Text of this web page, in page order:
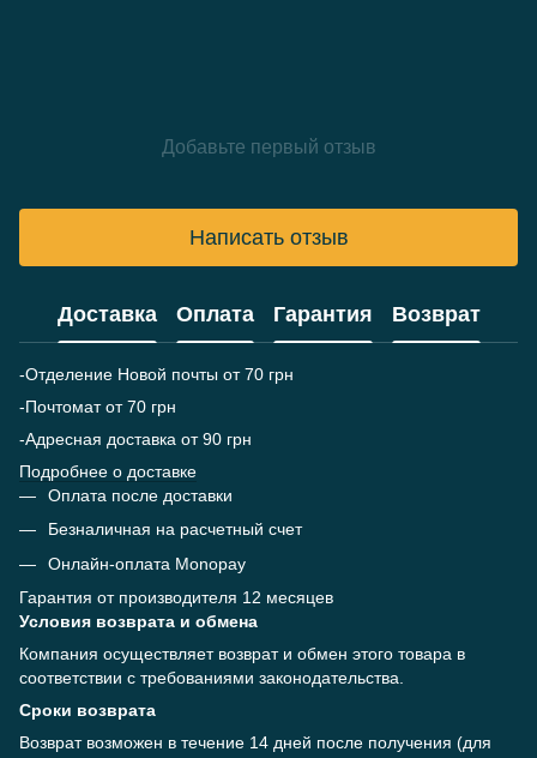
Добавьте первый отзыв
Написать отзыв
Доставка Оплата Гарантия Возврат
-Отделение Новой почты от 70 грн
-Почтомат от 70 грн
-Адресная доставка от 90 грн
Подробнее о доставке
Оплата после доставки
Безналичная на расчетный счет
Онлайн-оплата Monopay
Гарантия от производителя 12 месяцев
Условия возврата и обмена
Компания осуществляет возврат и обмен этого товара в
соответствии с требованиями законодательства.
Сроки возврата
Возврат возможен в течение 14 дней после получения (для